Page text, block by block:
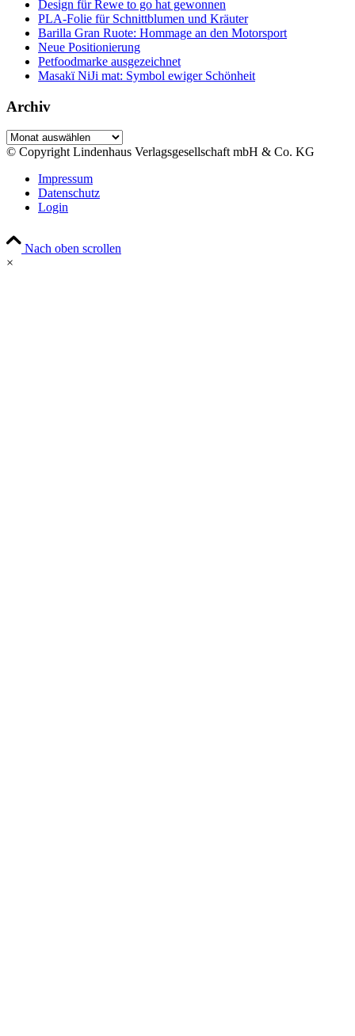
Design für Rewe to go hat gewonnen
PLA-Folie für Schnittblumen und Kräuter
Barilla Gran Ruote: Hommage an den Motorsport
Neue Positionierung
Petfoodmarke ausgezeichnet
Masakï NiJi mat: Symbol ewiger Schönheit
Archiv
Archiv
© Copyright Lindenhaus Verlagsgesellschaft mbH & Co. KG
Impressum
Datenschutz
Login
Nach oben scrollen
×